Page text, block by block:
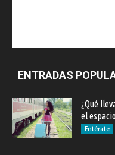
ENTRADAS
¿Qué
el
Entérate